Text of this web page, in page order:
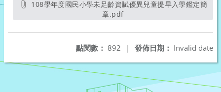
章.pdf另開新視窗
發佈日期： Invalid date
點閱數： 892 |